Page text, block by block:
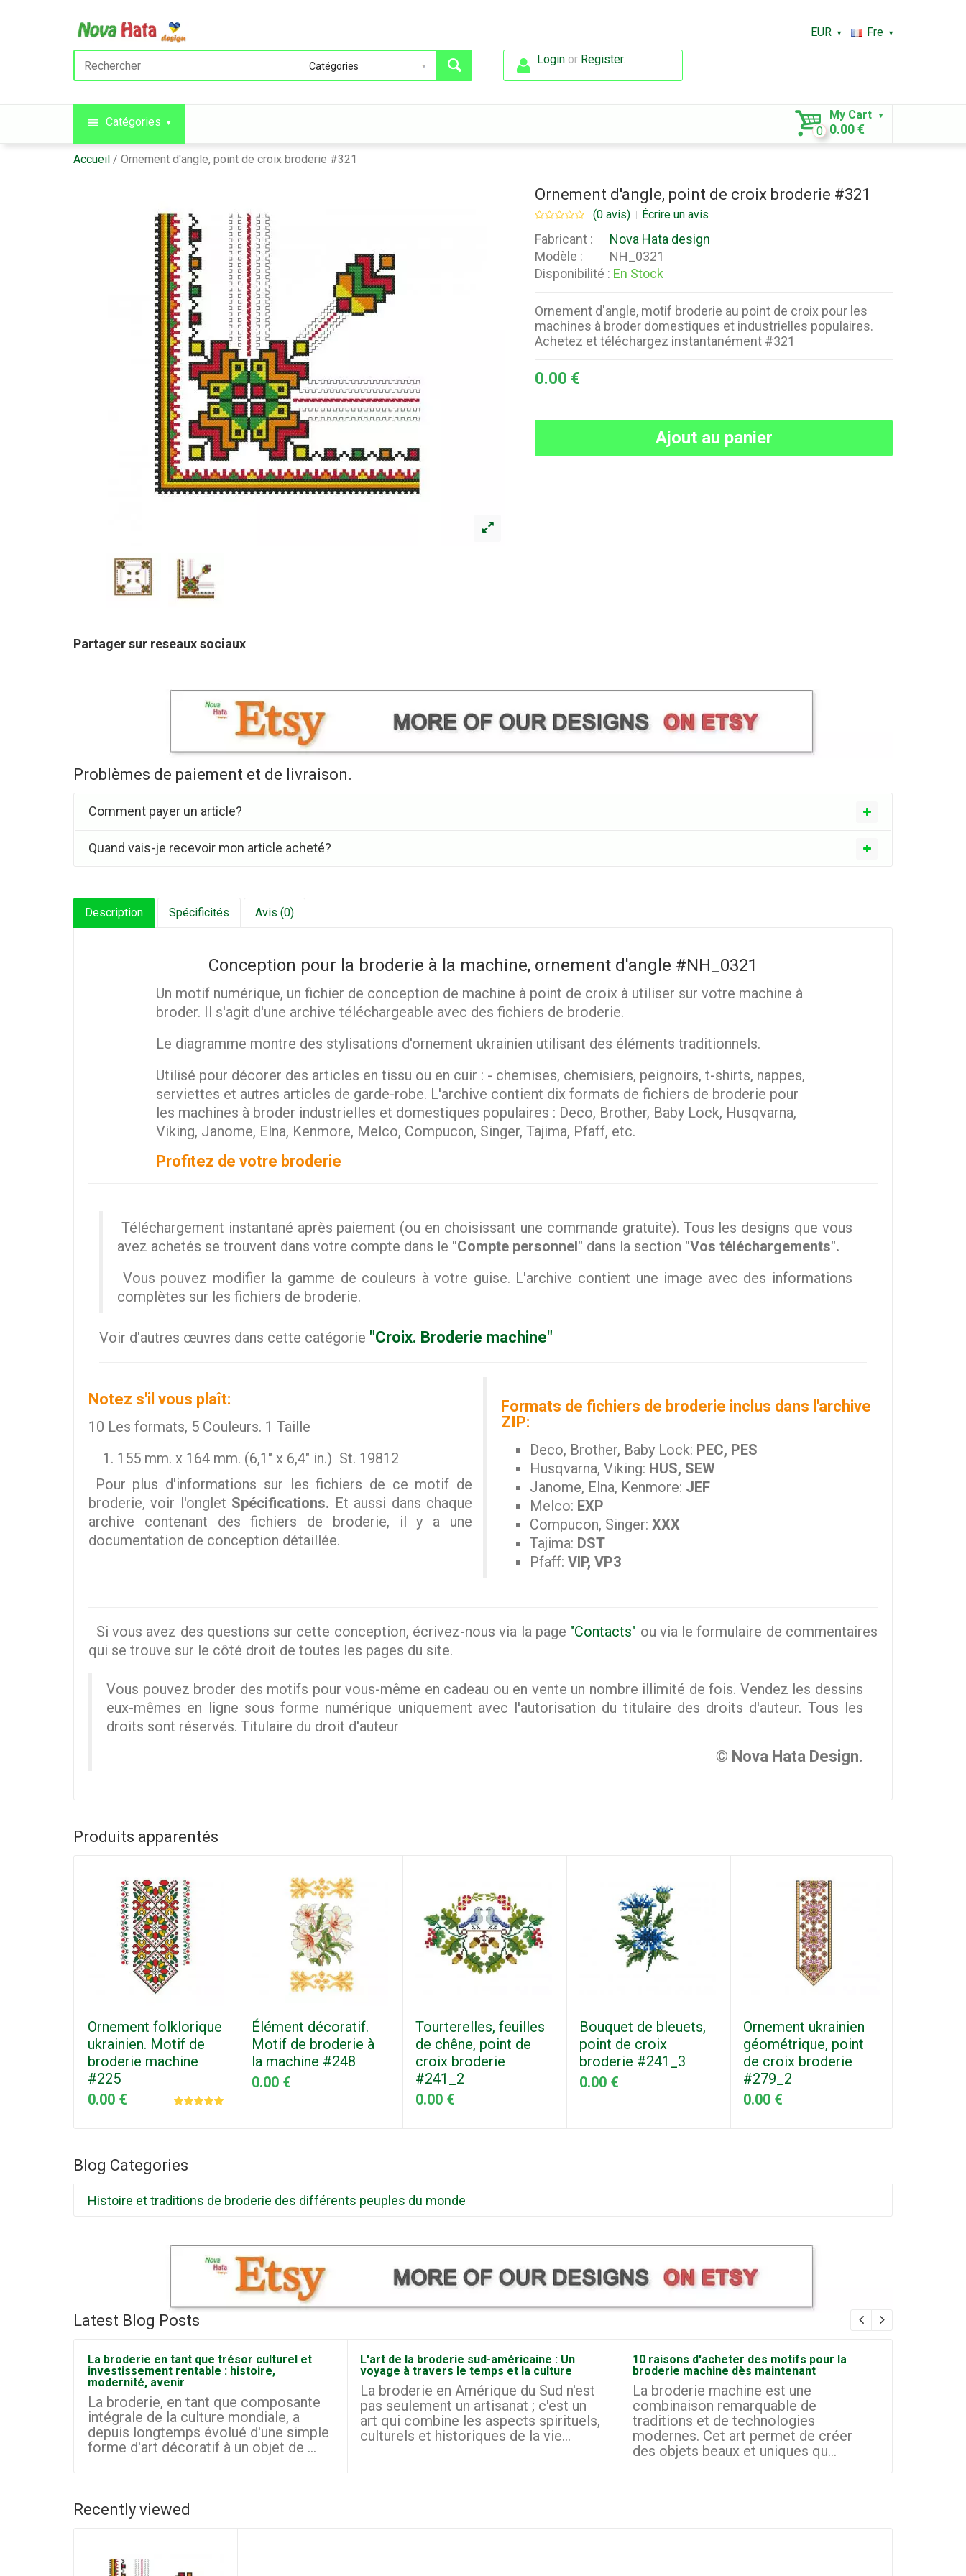
EUR
Fre
Loginor Register.
Catégories
My Cart
0 0.00 €
Accueil Ornement d'angle, point de croix broderie #321
Partager sur reseaux sociaux
Ornement d'angle, point de croix broderie #321
(0 avis) Écrire un avis
Fabricant :
Nova Hata design
Modèle :
NH_0321
Disponibilité : En Stock
Ornement d'angle, motif broderie au point de croix pour les
machines à broder domestiques et industrielles populaires.
Achetez et téléchargez instantanément #321
0.00 €
Ajout au panier
Problèmes de paiement et de livraison.
Comment payer un article?
Quand vais-je recevoir mon article acheté?
Description Spécificités Avis (0)
Conception pour la broderie à la machine, ornement d'angle #NH_0321
Un motif numérique, un fichier de conception de machine à point de croix à utiliser sur votre machine à
broder. Il s'agit d'une archive téléchargeable avec des fichiers de broderie.
Le diagramme montre des stylisations d'ornement ukrainien utilisant des éléments traditionnels.
Utilisé pour décorer des articles en tissu ou en cuir : - chemises, chemisiers, peignoirs, t-shirts, nappes,
serviettes et autres articles de garde-robe. L'archive contient dix formats de fichiers de broderie pour
les machines à broder industrielles et domestiques populaires : Deco, Brother, Baby Lock, Husqvarna,
Viking, Janome, Elna, Kenmore, Melco, Compucon, Singer, Tajima, Pfaff, etc.
Profitez de votre broderie
Téléchargement instantané après paiement (ou en choisissant une commande gratuite). Tous les designs que vous
avez achetés se trouvent dans votre compte dans le "Compte personnel" dans la section "Vos téléchargements".
Vous pouvez modifier la gamme de couleurs à votre guise. L'archive contient une image avec des informations
complètes sur les fichiers de broderie.
Voir d'autres œuvres dans cette catégorie "Croix. Broderie machine"
Notez s'il vous plaît:
10 Les formats, 5 Couleurs. 1 Taille
155 mm. x 164 mm. (6,1" x 6,4" in.) St. 19812
Pour plus d'informations sur les fichiers de ce motif de
broderie, voir l'onglet Spécifications. Et aussi dans chaque
archive contenant des fichiers de broderie, il y a une
documentation de conception détaillée.
Formats de fichiers de broderie inclus dans l'archive
ZIP:
Deco, Brother, Baby Lock: PEC, PES
Husqvarna, Viking: HUS, SEW
Janome, Elna, Kenmore: JEF
Melco: EXP
Compucon, Singer: XXX
Tajima: DST
Pfaff: VIP, VP3
Si vous avez des questions sur cette conception, écrivez-nous via la page "Contacts" ou via le formulaire de commentaires
qui se trouve sur le côté droit de toutes les pages du site.
Vous pouvez broder des motifs pour vous-même en cadeau ou en vente un nombre illimité de fois. Vendez les dessins
eux-mêmes en ligne sous forme numérique uniquement avec l'autorisation du titulaire des droits d'auteur. Tous les
droits sont réservés. Titulaire du droit d'auteur
© Nova Hata Design.
Produits apparentés
Ornement folklorique
ukrainien. Motif de
broderie machine
#225
0.00 €
Élément décoratif.
Motif de broderie à
la machine #248
0.00 €
Tourterelles, feuilles
de chêne, point de
croix broderie
#241_2
0.00 €
Bouquet de bleuets,
point de croix
broderie #241_3
0.00 €
Ornement ukrainien
géométrique, point
de croix broderie
#279_2
0.00 €
Blog Categories
Histoire et traditions de broderie des différents peuples du monde
Latest Blog Posts
La broderie en tant que trésor culturel et
investissement rentable : histoire,
modernité, avenir
La broderie, en tant que composante
intégrale de la culture mondiale, a
depuis longtemps évolué d'une simple
forme d'art décoratif à un objet de ...
L'art de la broderie sud-américaine : Un
voyage à travers le temps et la culture
La broderie en Amérique du Sud n'est
pas seulement un artisanat ; c'est un
art qui combine les aspects spirituels,
culturels et historiques de la vie...
10 raisons d'acheter des motifs pour la
broderie machine dès maintenant
La broderie machine est une
combinaison remarquable de
traditions et de technologies
modernes. Cet art permet de créer
des objets beaux et uniques qu...
Recently viewed